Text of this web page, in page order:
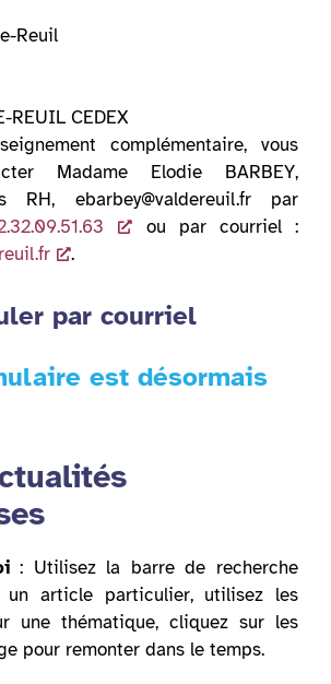
Reuil
REUIL CEDEX
complémentaire, vous
Madame Elodie BARBEY,
RH, ebarbey@valdereuil.fr par
ou par courriel :
.
par courriel
est désormais
: Utilisez la barre de recherche
un article particulier, utilisez les
une thématique, cliquez sur les
pour remonter dans le temps.